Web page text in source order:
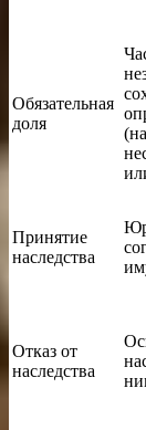
Обязательная
доля
Принятие
наследства
Отказ от
наследства